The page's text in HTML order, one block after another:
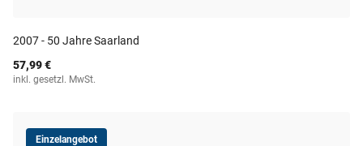
2007 - 50 Jahre Saarland
57,99 €
inkl. gesetzl. MwSt.
Einzelangebot